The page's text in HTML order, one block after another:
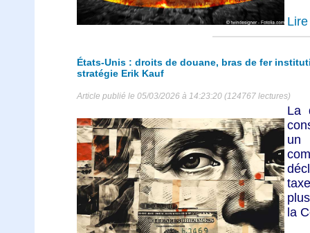
États-Unis : droits de douane, bras de fer
stratégie Erik Kauf
Article publié le 05/03/2026 à 14:23:20 (124767 lectures)
La
un
la